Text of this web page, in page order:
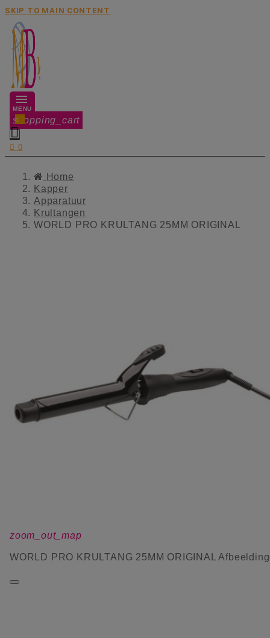
SKIP TO MAIN CONTENT
MENU
shopping_cart
0

 0
Home
Kapper
Apparatuur
Krultangen
WORLD PRO KRULTANG 25MM ORIGINAL
zoom_out_map
WORLD PRO KRULTANG 25MM ORIGINAL